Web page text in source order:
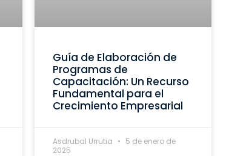
Guía de Elaboración de
Programas de
Capacitación: Un Recurso
Fundamental para el
Crecimiento Empresarial
Asdrubal Urrutia
5 de enero de
2025